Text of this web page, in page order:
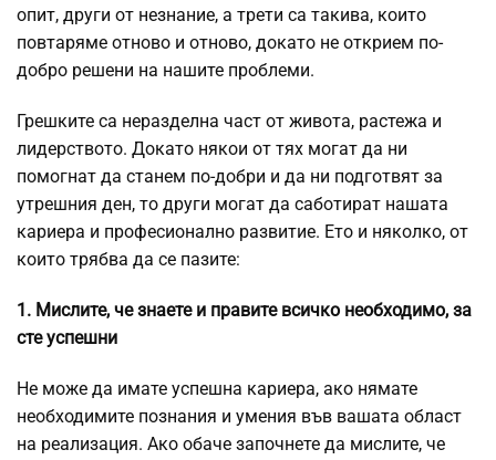
опит, други от незнание, а трети са такива, които
повтаряме отново и отново, докато не открием по-
добро решени на нашите проблеми.
Грешките са неразделна част от живота, растежа и
лидерството. Докато някои от тях могат да ни
помогнат да станем по-добри и да ни подготвят за
утрешния ден, то други могат да саботират нашата
кариера и професионално развитие. Ето и няколко, от
които трябва да се пазите:
1. Мислите, че знаете и правите всичко необходимо, за
сте успешни
Не може да имате успешна кариера, ако нямате
необходимите познания и умения във вашата област
на реализация. Ако обаче започнете да мислите, че